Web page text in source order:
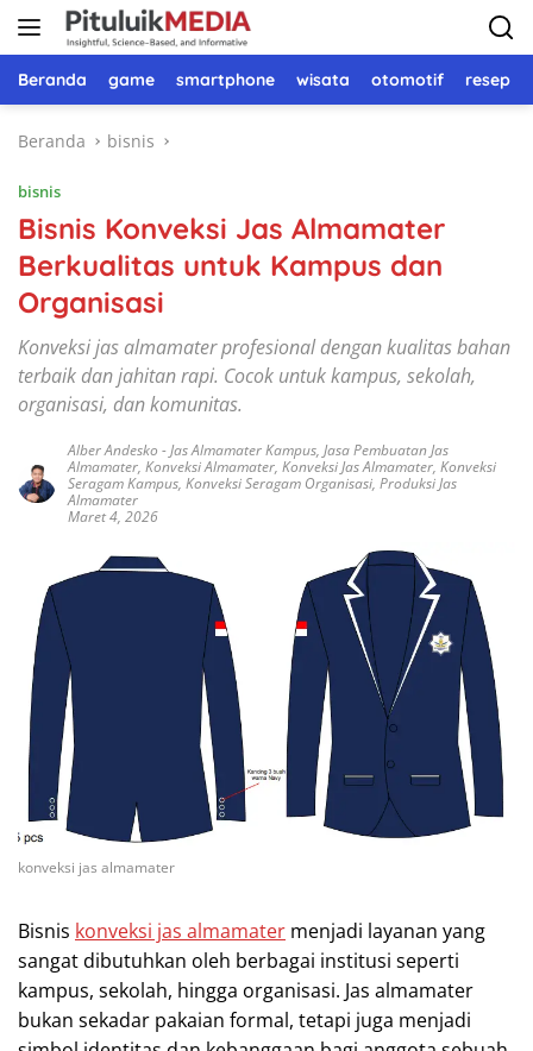
Langsung
Beranda game smartphone wisata otomotif resep
Beranda bisnis
bisnis
Bisnis Konveksi Jas Almamater
Berkualitas untuk Kampus dan
Organisasi
Konveksi jas almamater profesional dengan kualitas bahan
terbaik dan jahitan rapi. Cocok untuk kampus, sekolah,
organisasi, dan komunitas.
Alber Andesko -Jas Almamater Kampus, Jasa Pembuatan Jas
Almamater, Konveksi Almamater, Konveksi Jas Almamater, Konveksi
Seragam Kampus, Konveksi Seragam Organisasi, Produksi Jas
Almamater
Maret 4, 2026
konveksi jas almamater
Bisnis konveksi jas almamater menjadi layanan yang
sangat dibutuhkan oleh berbagai institusi seperti
kampus, sekolah, hingga organisasi. Jas almamater
bukan sekadar pakaian formal, tetapi juga menjadi